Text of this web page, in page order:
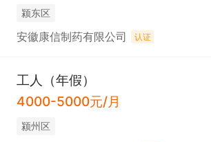
颍东区
安徽康信制药有限公司 认证
工人（年假）
4000-5000元/月
颍州区